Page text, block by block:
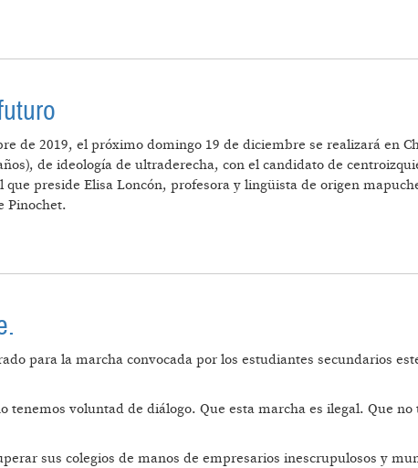
de 2019, el próximo domingo 19 de diciembre se realizará en
de ideología de ultraderecha, con el candidato de
preside Elisa Loncón, profesora y lingüista de origen
Pinochet.
para la marcha convocada por los estudiantes secundarios
tenemos voluntad de diálogo. Que esta marcha es ilegal. Que
sus colegios de manos de empresarios inescrupulosos y